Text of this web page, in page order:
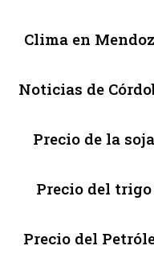
Clima en
Noticias de
Precio de la soja
Precio del trigo
Precio del